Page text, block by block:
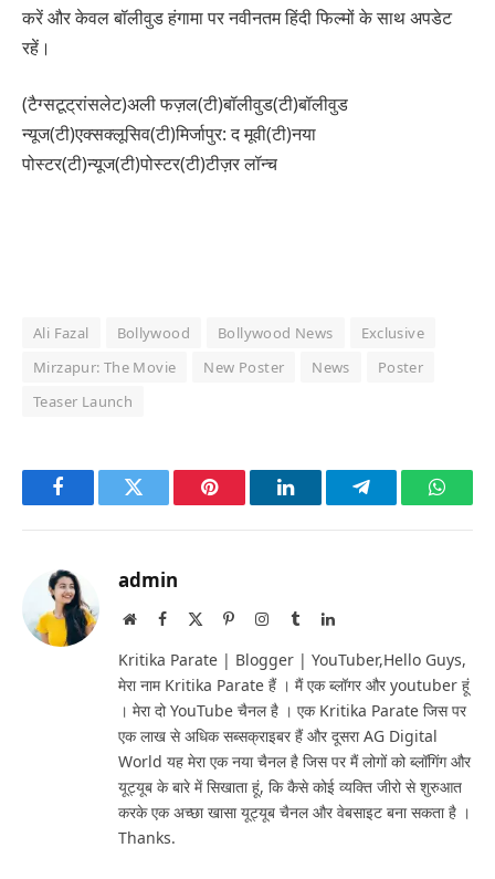
करें और केवल बॉलीवुड हंगामा पर नवीनतम हिंदी फिल्मों के साथ अपडेट
रहें।
(टैग्सटूट्रांसलेट)अली फज़ल(टी)बॉलीवुड(टी)बॉलीवुड
न्यूज(टी)एक्सक्लूसिव(टी)मिर्जापुर: द मूवी(टी)नया
पोस्टर(टी)न्यूज(टी)पोस्टर(टी)टीज़र लॉन्च
Ali Fazal Bollywood Bollywood News
Exclusive
Mirzapur: The Movie
New Poster News
Poster
Teaser Launch
FacebookTwitter Pinterest LinkedInTelegram
admin
WebsiteFacebook PinterestInstagram
TumblrLinkedIn
Kritika Parate | Blogger | YouTuber,Hello Guys,
मेरा नाम Kritika Parate हैं । मैं एक ब्लॉगर और youtuber हूं
। मेरा दो YouTube चैनल है । एक Kritika Parate जिस पर
एक लाख से अधिक सब्सक्राइबर हैं और दूसरा AG Digital
World यह मेरा एक नया चैनल है जिस पर मैं लोगों को ब्लॉगिंग और
यूट्यूब के बारे में सिखाता हूं, कि कैसे कोई व्यक्ति जीरो से शुरुआत
करके एक अच्छा खासा यूट्यूब चैनल और वेबसाइट बना सकता है ।
Thanks.